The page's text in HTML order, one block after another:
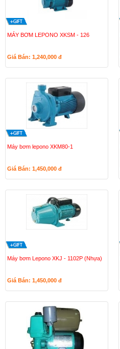
MÁY BƠM LEPONO XKSM - 126
Giá Bán: 1,240,000 đ
Máy bơm lepono XKM80-1
Giá Bán: 1,450,000 đ
Máy bơm Lepono XKJ - 1102P (Nhựa)
Giá Bán: 1,450,000 đ